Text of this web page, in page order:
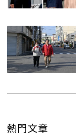
熱門文章